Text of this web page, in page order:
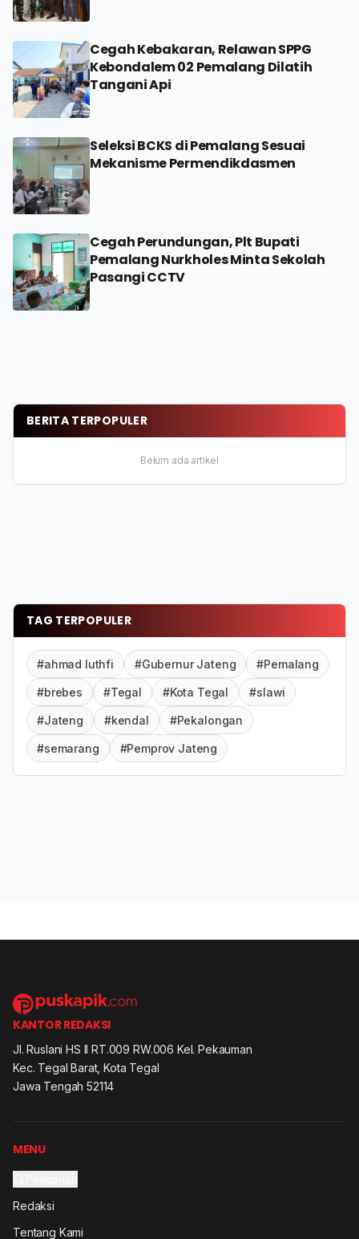
Cegah Kebakaran, Relawan SPPG
Kebondalem 02 Pemalang Dilatih
Tangani Api
Seleksi BCKS di Pemalang Sesuai
Mekanisme Permendikdasmen
Cegah Perundungan, Plt Bupati
Pemalang Nurkholes Minta Sekolah
Pasangi CCTV
BERITA TERPOPULER
Belum ada artikel
TAG TERPOPULER
#ahmad luthfi #Gubernur Jateng #Pemalang
#brebes #Tegal #Kota Tegal #slawi
#Jateng #kendal #Pekalongan
#semarang #Pemprov Jateng
KANTOR REDAKSI
Jl. Ruslani HS II RT.009 RW.006 Kel. Pekauman
Kec. Tegal Barat, Kota Tegal
Jawa Tengah 52114
MENU
Redaksi
Tentang Kami